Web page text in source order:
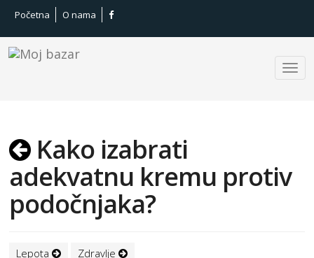
Početna O nama
Kako izabrati
adekvatnu kremu protiv
podočnjaka?
Lepota Zdravlje